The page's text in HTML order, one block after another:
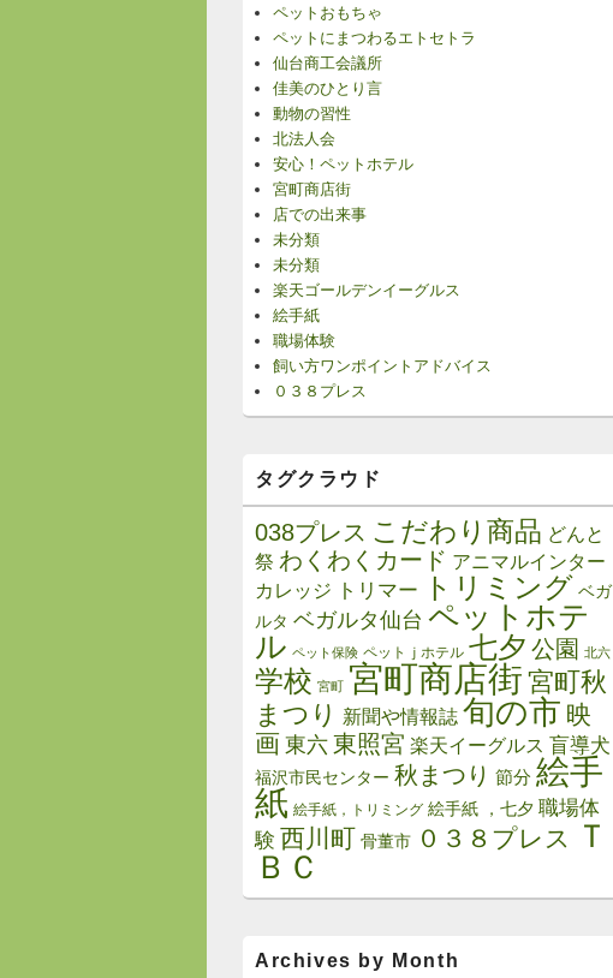
ペットおもちゃ
ペットにまつわるエトセトラ
仙台商工会議所
佳美のひとり言
動物の習性
北法人会
安心！ペットホテル
宮町商店街
店での出来事
未分類
未分類
楽天ゴールデンイーグルス
絵手紙
職場体験
飼い方ワンポイントアドバイス
０３８プレス
タグクラウド
038プレス こだわり商品 どんと
祭 わくわくカード アニマルインター
カレッジ
トリマー トリミング ベガ
ルタ ベガルタ仙台 ペットホテ
ル ペット保険 ペットｊホテル 七夕 公園 北六
学校 宮町 宮町商店街 宮町秋
まつり
新聞や情報誌 旬の市 映
画 東六 東照宮 楽天イーグルス 盲導犬
福沢市民センター 秋まつり 節分 絵手
紙 絵手紙，トリミング 絵手紙 ，七夕 職場体
験 西川町 骨董市 ０３８プレス
Ｔ
ＢＣ
Archives by Month